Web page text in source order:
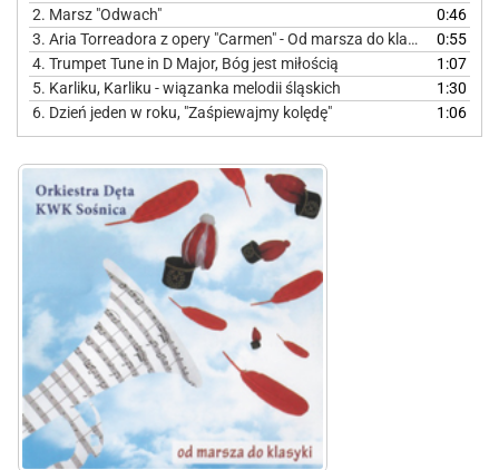
2. Marsz "Odwach"
0:46
3. Aria Torreadora z opery "Carmen" - Od marsza do klasyki
0:55
4. Trumpet Tune in D Major, Bóg jest miłością
1:07
5. Karliku, Karliku - wiązanka melodii śląskich
1:30
6. Dzień jeden w roku, "Zaśpiewajmy kolędę"
1:06